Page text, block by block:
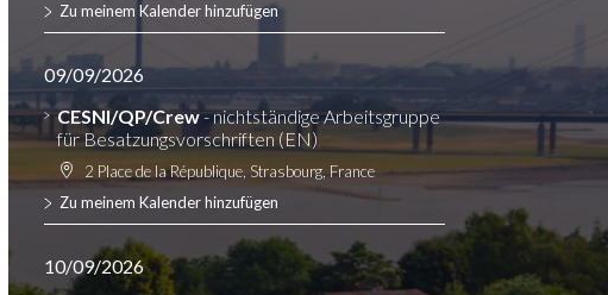
Zu meinem Kalender hinzufügen
09/09/2026
CESNI/QP/Crew- nichtständige Arbeitsgruppe
für Besatzungsvorschriften (EN)
2 Place de la République, Strasbourg, France
Zu meinem Kalender hinzufügen
10/09/2026